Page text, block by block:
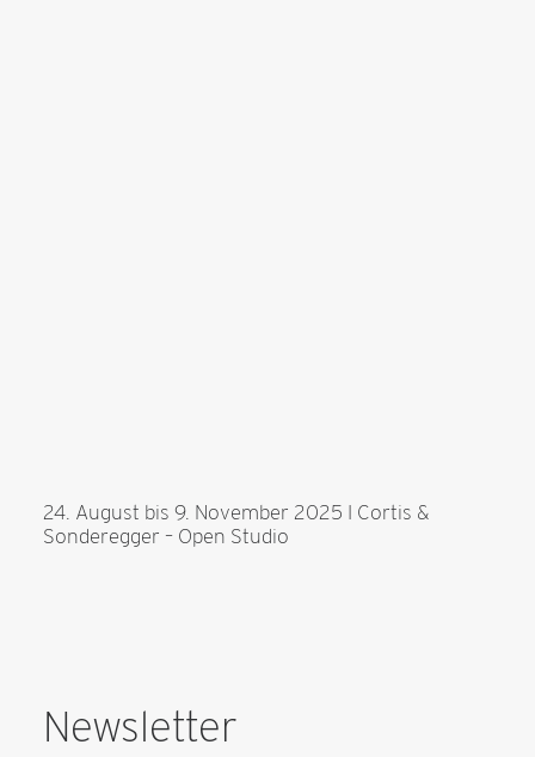
24. August bis 9. November 2025 I Cortis &
Sonderegger – Open Studio
Newsletter